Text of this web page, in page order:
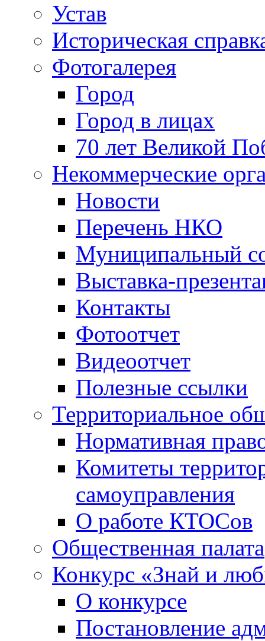
Устав
Историческая
Фотогалерея
Город
Город в лицах
70 лет Великой
Некоммерческие
Новости
Перечень НКО
Муниципальный
Выставка-
Контакты
Фотоотчет
Видеоотчет
Полезные ссылки
Территориальное
Нормативная
Комитеты
самоуправления
О работе КТОСов
Общественная палата
Конкурс «Знай и
О конкурсе
Постановление